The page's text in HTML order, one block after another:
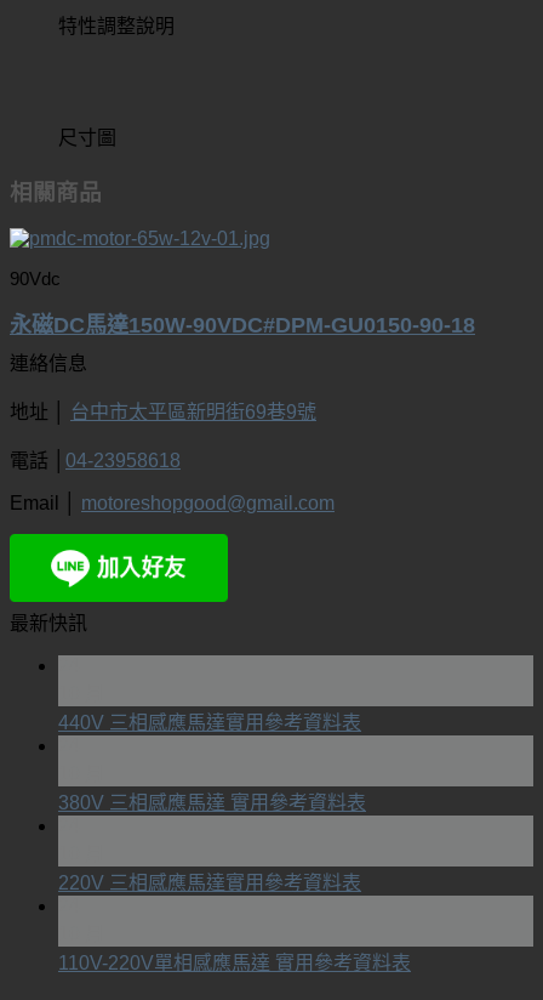
特性調整說明
尺寸圖
相關商品
90Vdc
永磁DC馬達150W-90VDC#DPM-GU0150-90-18
連絡信息
地址 │ 台中市太平區新明街69巷9號
電話 │ 04-23958618
Email │ motoreshopgood@gmail.com
最新快訊
440V 三相感應馬達實用參考資料表
380V 三相感應馬達 實用參考資料表
220V 三相感應馬達實用參考資料表
110V-220V單相感應馬達 實用參考資料表